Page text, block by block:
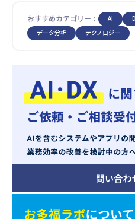
おすすめカテゴリー： AI
データ分析 テクノロジー